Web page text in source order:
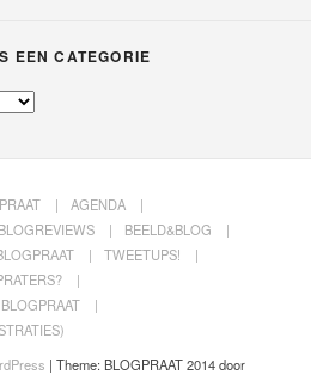
EEN CATEGORIE
AGENDA
BLOGREVIEWS
BEELD&BLOG
TWEETUPS!
| Theme: BLOGPRAAT 2014 door